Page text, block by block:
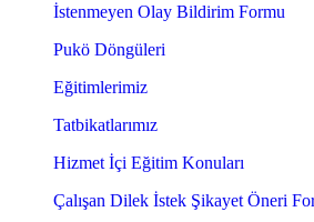
İstenmeyen Olay Bildirim Formu
Pukö Döngüleri
Eğitimlerimiz
Tatbikatlarımız
Hizmet İçi Eğitim Konuları
Çalışan Dilek İstek Şikayet Öneri